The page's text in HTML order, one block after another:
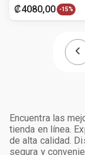
₡4080,00 -15%
Encuentra las
tienda en línea.
de alta calidad.
segura y